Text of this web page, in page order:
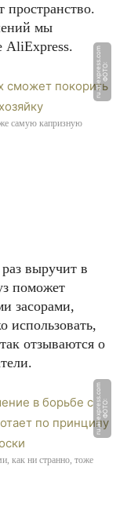
пространство.
мы
AliExpress.
Ф
О
Т
О:
r
u.
ali
e
x
p
r
e
s
s.
c
o
m
самую капризную
выручит в
поможет
засорами,
использовать,
отзываются о
Ф
О
Т
О:
r
u.
ali
e
x
p
r
e
s
s.
c
o
m
как ни странно, тоже